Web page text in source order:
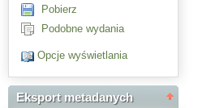
Pobierz
Podobne wydania
Opcje wyświetlania
Eksport metadanych